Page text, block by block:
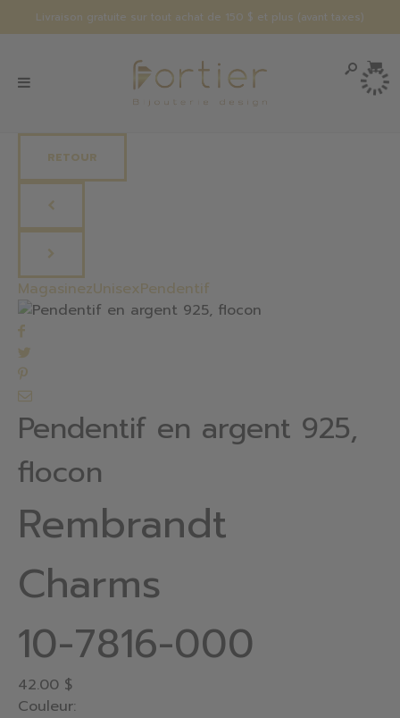
Livraison gratuite sur tout achat de 150 $ et plus (avant taxes)
RETOUR
MagasinezUnisexPendentif
Pendentif en argent 925,
flocon
Rembrandt
Charms
10-7816-000
42.00 $
Couleur: